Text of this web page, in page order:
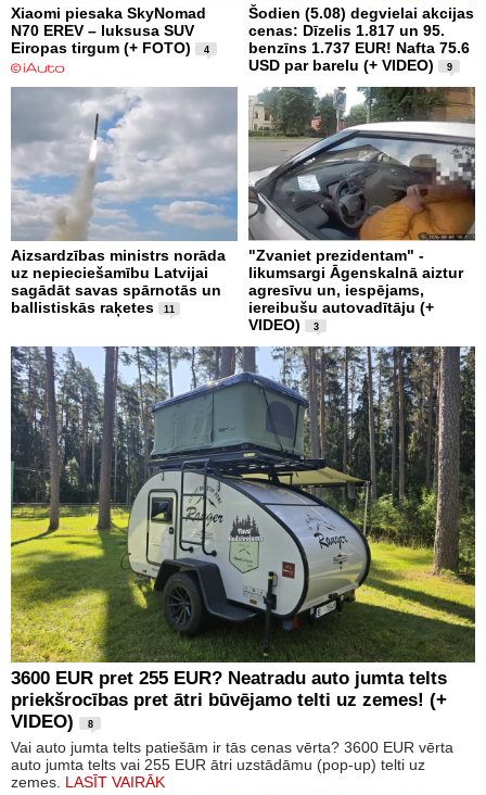
Xiaomi piesaka SkyNomad
N70 EREV – luksusa SUV
Eiropas tirgum (+ FOTO)
4
Šodien (5.08) degvielai akcijas
cenas: Dīzelis 1.817 un 95.
benzīns 1.737 EUR! Nafta 75.6
USD par barelu (+ VIDEO)
9
Aizsardzības ministrs norāda
uz nepieciešamību Latvijai
sagādāt savas spārnotās un
ballistiskās raķetes
11
"Zvaniet prezidentam" -
likumsargi Āgenskalnā aiztur
agresīvu un, iespējams,
iereibušu autovadītāju (+
VIDEO)
3
3600 EUR pret 255 EUR? Neatradu auto jumta telts
priekšrocības pret ātri būvējamo telti uz zemes! (+
VIDEO)
8
Vai auto jumta telts patiešām ir tās cenas vērta? 3600 EUR vērta
auto jumta telts vai 255 EUR ātri uzstādāmu (pop-up) telti uz
zemes. LASĪT VAIRĀK